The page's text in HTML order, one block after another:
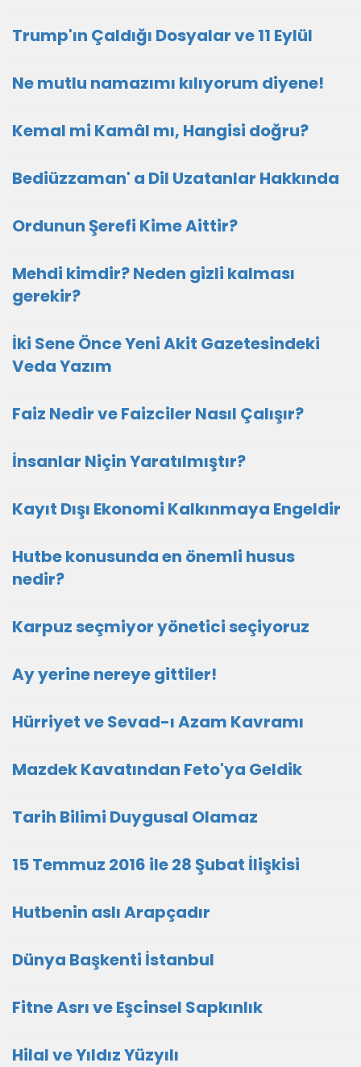
Trump'ın Çaldığı Dosyalar ve 11 Eylül
Ne mutlu namazımı kılıyorum diyene!
Kemal mi Kamâl mı, Hangisi doğru?
Bediüzzaman' a Dil Uzatanlar Hakkında
Ordunun Şerefi Kime Aittir?
Mehdi kimdir? Neden gizli kalması
gerekir?
İki Sene Önce Yeni Akit Gazetesindeki
Veda Yazım
Faiz Nedir ve Faizciler Nasıl Çalışır?
İnsanlar Niçin Yaratılmıştır?
Kayıt Dışı Ekonomi Kalkınmaya Engeldir
Hutbe konusunda en önemli husus
nedir?
Karpuz seçmiyor yönetici seçiyoruz
Ay yerine nereye gittiler!
Hürriyet ve Sevad-ı Azam Kavramı
Mazdek Kavatından Feto'ya Geldik
Tarih Bilimi Duygusal Olamaz
15 Temmuz 2016 ile 28 Şubat İlişkisi
Hutbenin aslı Arapçadır
Dünya Başkenti İstanbul
Fitne Asrı ve Eşcinsel Sapkınlık
Hilal ve Yıldız Yüzyılı